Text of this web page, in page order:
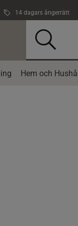
14 dagars ångerrätt
Hem och